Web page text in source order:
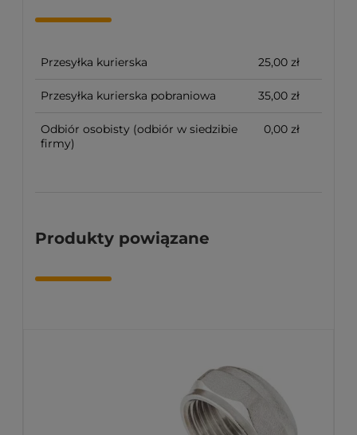
Przesyłka kurierska 25,00 zł
Przesyłka kurierska pobraniowa 35,00 zł
Odbiór osobisty (odbiór w siedzibie
firmy)
0,00 zł
Produkty powiązane